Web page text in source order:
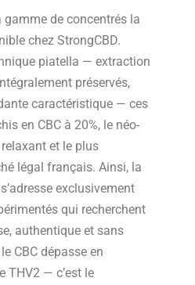
gamme de concentrés la
chez StrongCBD.
piatella — extraction
préservés,
caractéristique — ces
en CBC à 20%, le néo-
et le plus
légal français. Ainsi, la
exclusivement
qui recherchent
authentique et sans
CBC dépasse en
THV2 — c’est le